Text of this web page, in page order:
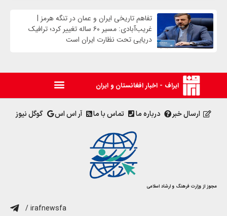
تفاهم تاریخی ایران و عمان در تنگه هرمز |
غریب‌آبادی: مسیر ۶۰ ساله تغییر کرد؛ ترافیک
دریایی تحت نظارت ایران است
ایراف - اخبار افغانستان و ایران
ارسال خبر درباره ما تماس با ما آر اس اس گوگل نیوز
مجوز از وزارت فرهنگ و ارشاد اسلامی
/ irafnewsfa